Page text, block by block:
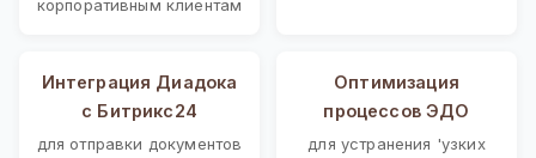
корпоративным клиентам
Интеграция Диадока
с Битрикс24
для отправки документов
Оптимизация
процессов ЭДО
для устранения 'узких